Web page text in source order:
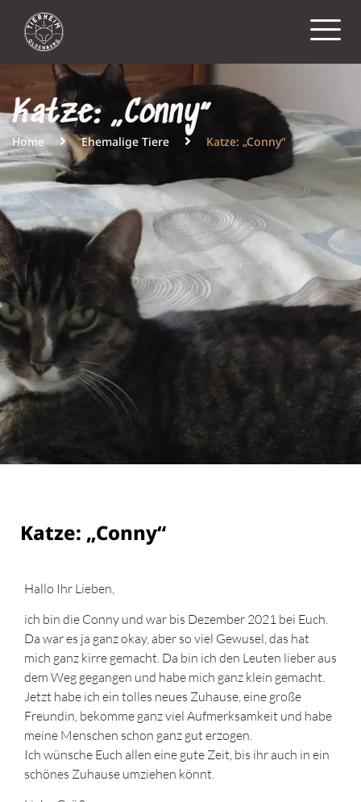
Katze: „Conny“
Home Ehemalige Tiere Katze: „Conny“
Katze: „Conny“
Hallo Ihr Lieben,
ich bin die Conny und war bis Dezember 2021 bei Euch.
Da war es ja ganz okay, aber so viel Gewusel, das hat
mich ganz kirre gemacht. Da bin ich den Leuten lieber aus
dem Weg gegangen und habe mich ganz klein gemacht.
Jetzt habe ich ein tolles neues Zuhause, eine große
Freundin, bekomme ganz viel Aufmerksamkeit und habe
meine Menschen schon ganz gut erzogen.
Ich wünsche Euch allen eine gute Zeit, bis ihr auch in ein
schönes Zuhause umziehen könnt.